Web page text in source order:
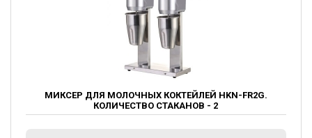
МИКСЕР ДЛЯ МОЛОЧНЫХ КОКТЕЙЛЕЙ HKN-FR2G.
КОЛИЧЕСТВО СТАКАНОВ - 2